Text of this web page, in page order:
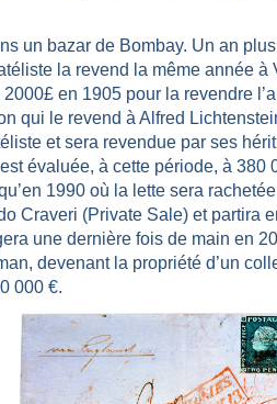
un bazar de Bombay. Un an
la revend la même année à
en 1905 pour la revendre
qui le revend à Alfred
et sera revendue par ses
évaluée, à cette période, à 380
1990 où la lette sera
Craveri (Private Sale) et partira
une dernière fois de main en
devenant la propriété d’un
000 €.